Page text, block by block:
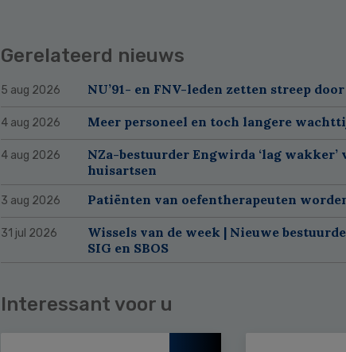
Gerelateerd nieuws
5 aug 2026 NU’91- en FNV-leden zetten streep
4 aug 2026 Meer personeel en toch langere
4 aug 2026
NZa-bestuurder Engwirda ‘lag wakker’
huisartsen
3 aug 2026 Patiënten van oefentherapeuten
31 jul 2026
Wissels van de week | Nieuwe
SIG en SBOS
Interessant voor u